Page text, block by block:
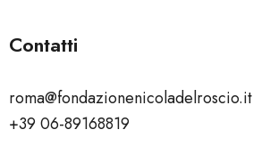
Contatti
roma@fondazionenicoladelroscio.it
+39 06-89168819